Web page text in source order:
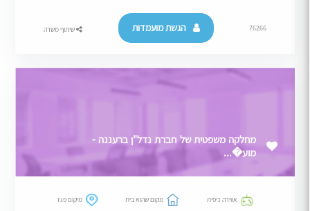
76266 הגשת מועמדות שיתוף משרה
מחלקה משפטית של חברת נדל"ן ברעננה -
מוע�...
אווירה כיפית מקום שהוא בית מיקום פגז